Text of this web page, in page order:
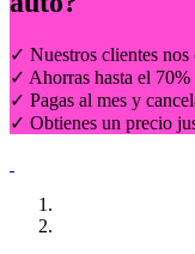
✓ Nuestros clientes
✓ Ahorras hasta el
✓ Pagas al mes y
✓ Obtienes un precio